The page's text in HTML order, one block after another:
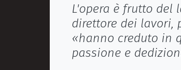
L'opera è frutto del
direttore dei lavori,
«hanno creduto in
passione e